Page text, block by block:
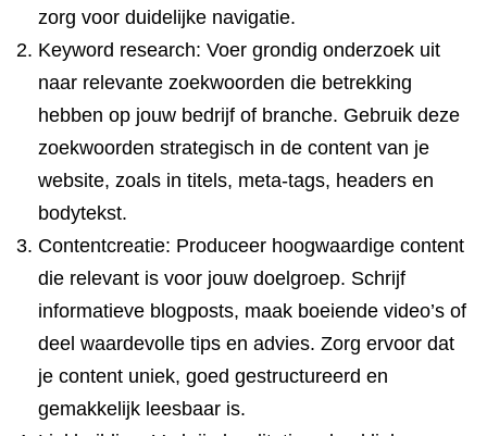
zorg voor duidelijke navigatie.
Keyword research: Voer grondig onderzoek uit
naar relevante zoekwoorden die betrekking
hebben op jouw bedrijf of branche. Gebruik deze
zoekwoorden strategisch in de content van je
website, zoals in titels, meta-tags, headers en
bodytekst.
Contentcreatie: Produceer hoogwaardige content
die relevant is voor jouw doelgroep. Schrijf
informatieve blogposts, maak boeiende video’s of
deel waardevolle tips en advies. Zorg ervoor dat
je content uniek, goed gestructureerd en
gemakkelijk leesbaar is.